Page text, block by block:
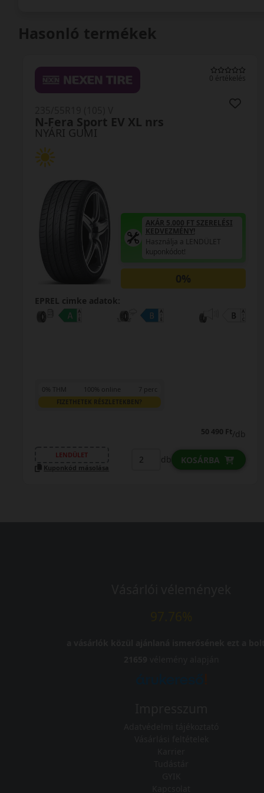
Hasonló termékek
0 értékelés
NYÁRI GUMI
N-Fera Sport EV XL nrs
AKÁR 5.000 FT SZERELÉSI
KEDVEZMÉNY!
Használja a LENDÜLET
kuponkódot!
0%
EPREL cimke adatok:
0% THM 100% online 7 perc
FIZETHETEK RÉSZLETEKBEN?
50 490 Ft/db
LENDÜLET
Kuponkód másolása
db KOSÁRBA